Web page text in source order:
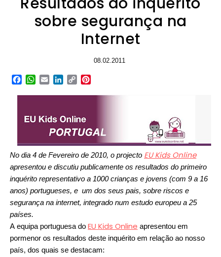
sobre segurança na
Internet
08.02.2011
Facebook
WhatsApp
EmailLinkedIn
Copy
No dia 4 de Fevereiro de 2010, o projecto EU Kids Online
apresentou e discutiu publicamente os resultados do primeiro
inquérito representativo a 1000 crianças e jovens (com 9 a 16
anos) portugueses, e um dos seus pais, sobre riscos e
segurança na internet, integrado num estudo europeu a 25
países.
A equipa portuguesa do EU Kids Online apresentou em
pormenor os resultados deste inquérito em relação ao nosso
país, dos quais se destacam: